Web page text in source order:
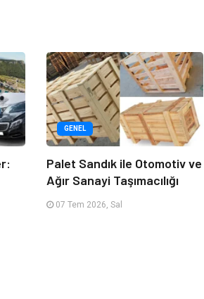
GENEL
Palet Sandık ile Otomotiv ve
Ağır Sanayi Taşımacılığı
07 Tem 2026, Sal